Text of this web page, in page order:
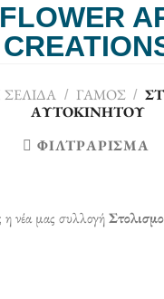
ΣΕΛΊΔΑ / ΓΆΜΟΣ /
ΑΥΤΟΚΙΝΉΤΟΥ
ΦΙΛΤΡΆΡΙΣΜΑ
η νέα μας συλλογή